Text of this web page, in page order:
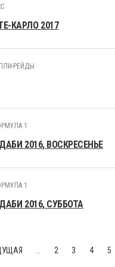
КАРЛО 2017
РЕЙДЫ
1
2016, ВОСКРЕСЕНЬЕ
1
2016, СУББОТА
2 3 4 5